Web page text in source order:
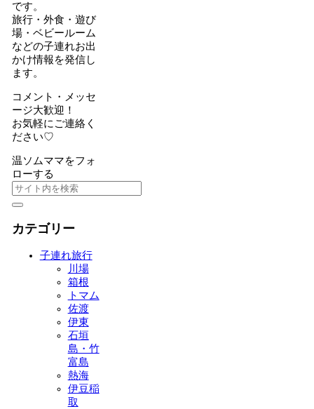
です。
旅行・外食・遊び
場・ベビールーム
などの子連れお出
かけ情報を発信し
ます。
コメント・メッセ
ージ大歓迎！
お気軽にご連絡く
ださい♡
温ソムママをフォ
ローする
カテゴリー
子連れ旅行
川場
箱根
トマム
佐渡
伊東
石垣
島・竹
富島
熱海
伊豆稲
取